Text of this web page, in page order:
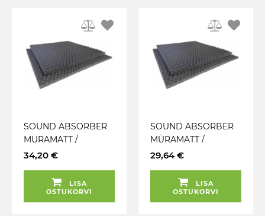
SOUND ABSORBER
MÜRAMATT /
ABSORBER 35.0MM
VIBROFILTR
34,20 €
LISA
OSTUKORVI
SOUND ABSORBER
MÜRAMATT /
ABSORBER 15.0MM
VIBROFILTR
29,64 €
LISA
OSTUKORVI